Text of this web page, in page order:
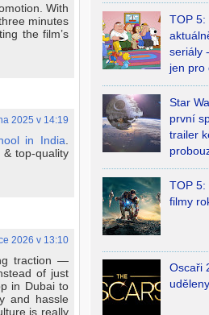
With
minutes
the film’s
2025 v 14:19
in India.
& top-quality
2026 v 13:10
traction —
of just
in Dubai to
and hassle
is really
TOP 5:
seriály
jen pro
Star
první
trailer
TOP 5:
filmy
Oscaři